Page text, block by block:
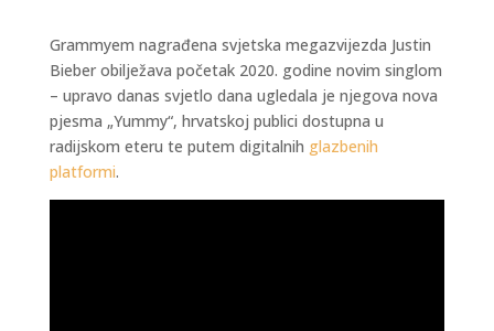
Grammyem nagrađena svjetska megazvijezda Justin
Bieber obilježava početak 2020. godine novim singlom
– upravo danas svjetlo dana ugledala je njegova nova
pjesma „Yummy“, hrvatskoj publici dostupna u
radijskom eteru te putem digitalnih glazbenih
platformi.